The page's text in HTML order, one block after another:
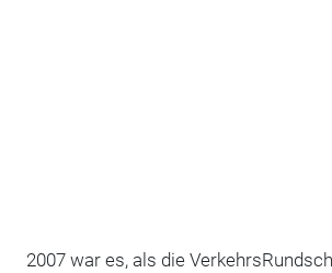
2007 war es, als die